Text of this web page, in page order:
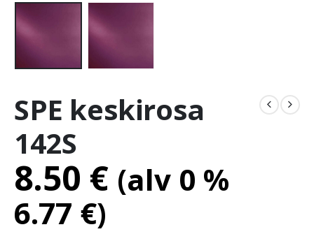
SPE keskirosa
142S
8.50 € (alv 0 %
6.77 €)